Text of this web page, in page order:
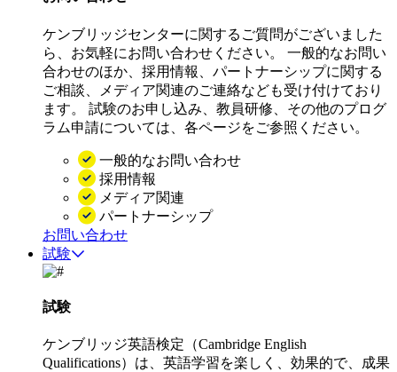
ケンブリッジセンターに関するご質問がございました
ら、お気軽にお問い合わせください。 一般的なお問い
合わせのほか、採用情報、パートナーシップに関する
ご相談、メディア関連のご連絡なども受け付けており
ます。 試験のお申し込み、教員研修、その他のプログ
ラム申請については、各ページをご参照ください。
一般的なお問い合わせ
採用情報
メディア関連
パートナーシップ
お問い合わせ
試験
試験
ケンブリッジ英語検定（Cambridge English
Qualifications）は、英語学習を楽しく、効果的で、成果